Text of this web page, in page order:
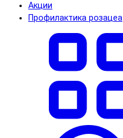
Акции
Профилактика розацеа